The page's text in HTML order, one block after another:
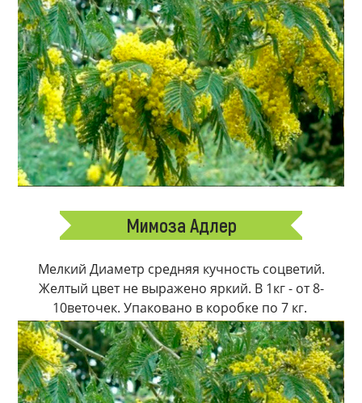
Мимоза Адлер
Мелкий Диаметр средняя кучность соцветий.
Желтый цвет не выражено яркий. В 1кг - от 8-
10веточек. Упаковано в коробке по 7 кг.